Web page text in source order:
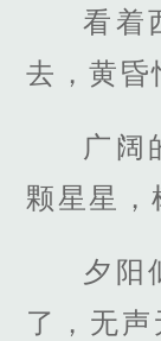
看着
去，黄昏
广阔
颗星星，
夕阳
了，无